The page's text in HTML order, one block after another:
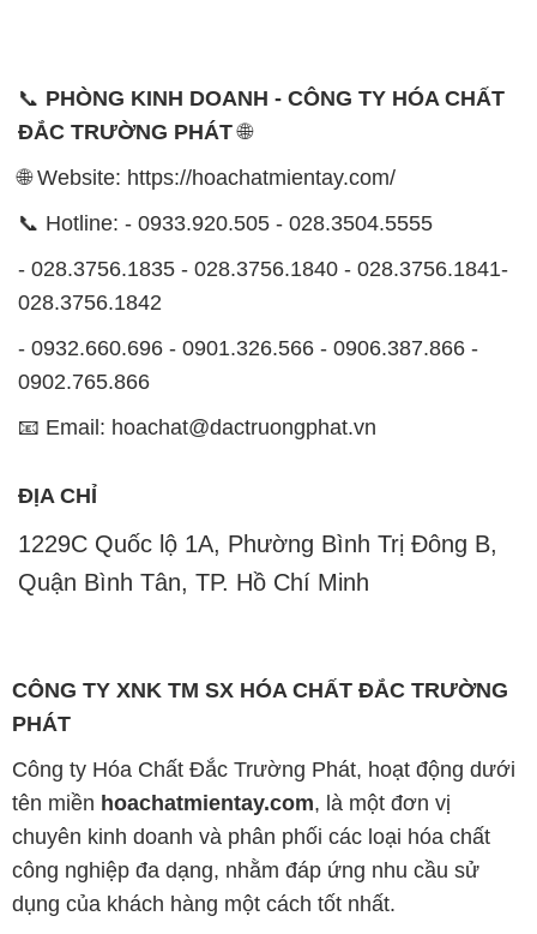
📞 PHÒNG KINH DOANH - CÔNG TY HÓA CHẤT
ĐẮC TRƯỜNG PHÁT🌐
🌐 Website: https://hoachatmientay.com/
📞 Hotline: - 0933.920.505 - 028.3504.5555
- 028.3756.1835 - 028.3756.1840 - 028.3756.1841-
028.3756.1842
- 0932.660.696 - 0901.326.566 - 0906.387.866 -
0902.765.866
📧 Email: hoachat@dactruongphat.vn
ĐỊA CHỈ
1229C Quốc lộ 1A, Phường Bình Trị Đông B,
Quận Bình Tân, TP. Hồ Chí Minh
CÔNG TY XNK TM SX HÓA CHẤT ĐẮC TRƯỜNG
PHÁT
Công ty Hóa Chất Đắc Trường Phát, hoạt động dưới
tên miền hoachatmientay.com, là một đơn vị
chuyên kinh doanh và phân phối các loại hóa chất
công nghiệp đa dạng, nhằm đáp ứng nhu cầu sử
dụng của khách hàng một cách tốt nhất.